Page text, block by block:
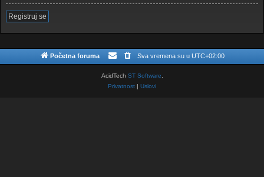
Registruj se
Početna foruma Sva vremena su u UTC+02:00
AcidTech ST Software.
Privatnost | Uslovi